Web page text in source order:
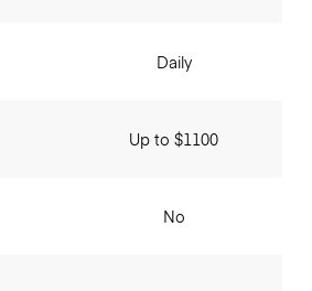
Daily
Up to $1100
No